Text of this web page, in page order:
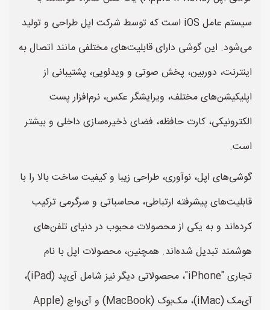
سیستم عامل iOS است که توسط شرکت اپل طراحی و تولید
می‌شود. این گوشی دارای قابلیت‌های مختلفی مانند اتصال به
اینترنت، دوربین، پخش صوتی و ویدئویی، پشتیبانی از
اپلیکیشن‌های مختلف، ویرایشگر عکس، نرم‌افزار پست
الکترونیکی، کارت حافظه، فضای ذخیره‌سازی داخلی و بیشتر
است.
گوشی‌های اپل، نوآوری، طراحی زیبا و کیفیت ساخت بالا را با
قابلیت‌های پیشرفته ارتباطی، محاسباتی و سرگرمی ترکیب
کرده‌اند و به یکی از محصولات محبوب در دنیای تلفن‌های
هوشمند تبدیل شده‌اند. همچنین، محصولات اپل با نام
تجاری "iPhone"، محصولاتی دیگر نیز شامل آی‌پد (iPad)،
آی‌مک (iMac)، مک‌بوک (MacBook) و آی‌واچ (Apple